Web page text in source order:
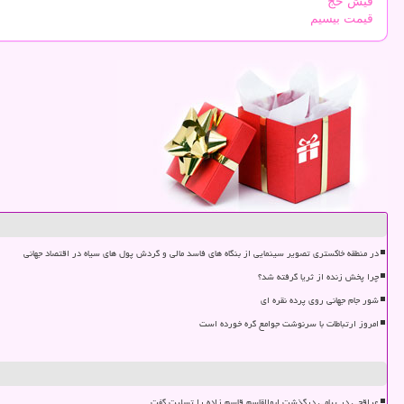
قیمت بیسیم
در منطقه خاکستری تصویر سینمایی از بنگاه های فاسد مالی و گردش پول های سیاه در اقتصاد جهانی
چرا پخش زنده از ثریا گرفته شد؟
شور جام جهانی روی پرده نقره ای
امروز ارتباطات با سرنوشت جوامع گره خورده است